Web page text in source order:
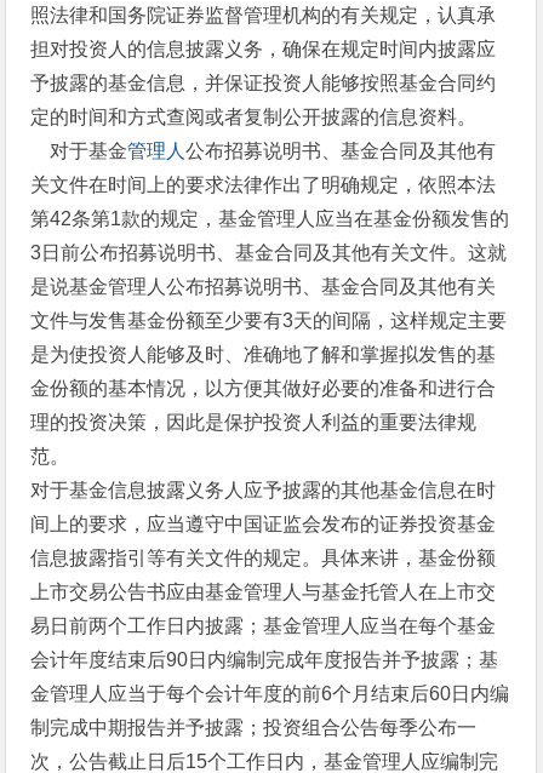
照法律和国务院证券监督管理机构的有关规定，认真承
担对投资人的信息披露义务，确保在规定时间内披露应
予披露的基金信息，并保证投资人能够按照基金合同约
定的时间和方式查阅或者复制公开披露的信息资料。
对于基金管理人公布招募说明书、基金合同及其他有
关文件在时间上的要求法律作出了明确规定，依照本法
第42条第1款的规定，基金管理人应当在基金份额发售的
3日前公布招募说明书、基金合同及其他有关文件。这就
是说基金管理人公布招募说明书、基金合同及其他有关
文件与发售基金份额至少要有3天的间隔，这样规定主要
是为使投资人能够及时、准确地了解和掌握拟发售的基
金份额的基本情况，以方便其做好必要的准备和进行合
理的投资决策，因此是保护投资人利益的重要法律规
范。
对于基金信息披露义务人应予披露的其他基金信息在时
间上的要求，应当遵守中国证监会发布的证券投资基金
信息披露指引等有关文件的规定。具体来讲，基金份额
上市交易公告书应由基金管理人与基金托管人在上市交
易日前两个工作日内披露；基金管理人应当在每个基金
会计年度结束后90日内编制完成年度报告并予披露；基
金管理人应当于每个会计年度的前6个月结束后60日内编
制完成中期报告并予披露；投资组合公告每季公布一
次，公告截止日后15个工作日内，基金管理人应编制完